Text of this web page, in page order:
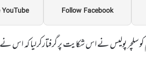
Follow Facebook
پولیس نے اس شکایت پر گرفتارکرلیا کہ اس